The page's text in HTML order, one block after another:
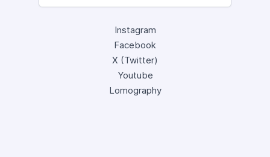
Instagram
Facebook
X (Twitter)
Youtube
Lomography